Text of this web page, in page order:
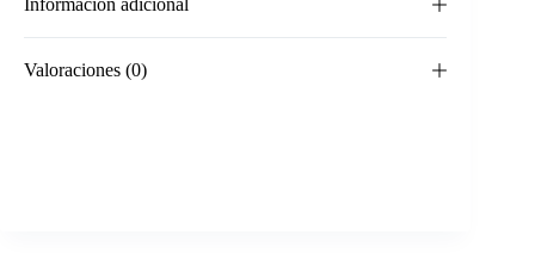
Información adicional
Valoraciones (0)